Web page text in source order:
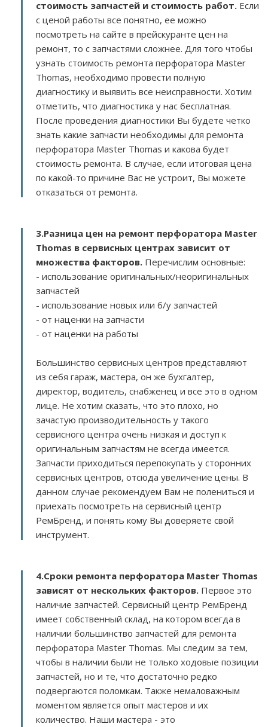
стоимость запчастей и стоимость работ. Если
с ценой работы все понятно, ее можно
посмотреть на сайте в прейскуранте цен на
ремонт, то с запчастями сложнее. Для того чтобы
узнать стоимость ремонта перфоратора Master
Thomas, необходимо провести полную
диагностику и выявить все неисправности. Хотим
отметить, что диагностика у нас бесплатная.
После проведения диагностики Вы будете четко
знать какие запчасти необходимы для ремонта
перфоратора Master Thomas и какова будет
стоимость ремонта. В случае, если итоговая цена
по какой-то причине Вас не устроит, Вы можете
отказаться от ремонта.
3.Разница цен на ремонт перфоратора Master
Thomas в сервисных центрах зависит от
множества факторов. Перечислим основные:
- использование оригинальных/неоригинальных
запчастей
- использование новых или б/у запчастей
- от наценки на запчасти
- от наценки на работы
Большинство сервисных центров представляют
из себя гараж, мастера, он же бухгалтер,
директор, водитель, снабженец и все это в одном
лице. Не хотим сказать, что это плохо, но
зачастую производительность у такого
сервисного центра очень низкая и доступ к
оригинальным запчастям не всегда имеется.
Запчасти приходиться перепокупать у сторонних
сервисных центров, отсюда увеличение цены. В
данном случае рекомендуем Вам не полениться и
приехать посмотреть на сервисный центр
РемБренд, и понять кому Вы доверяете свой
инструмент.
4.Сроки ремонта перфоратора Master Thomas
зависят от нескольких факторов. Первое это
наличие запчастей. Сервисный центр РемБренд
имеет собственный склад, на котором всегда в
наличии большинство запчастей для ремонта
перфоратора Master Thomas. Мы следим за тем,
чтобы в наличии были не только ходовые позиции
запчастей, но и те, что достаточно редко
подвергаются поломкам. Также немаловажным
моментом является опыт мастеров и их
количество. Наши мастера - это